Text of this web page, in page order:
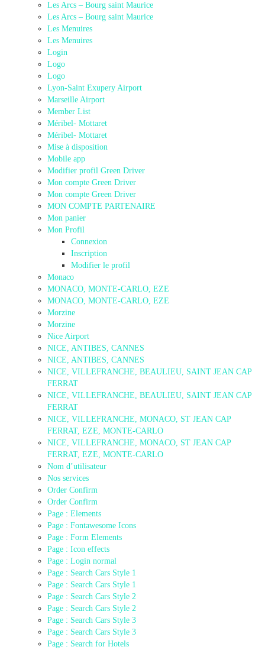
Les Arcs – Bourg saint Maurice
Les Arcs – Bourg saint Maurice
Les Menuires
Les Menuires
Login
Logo
Logo
Lyon-Saint Exupery Airport
Marseille Airport
Member List
Méribel- Mottaret
Méribel- Mottaret
Mise à disposition
Mobile app
Modifier profil Green Driver
Mon compte Green Driver
Mon compte Green Driver
MON COMPTE PARTENAIRE
Mon panier
Mon Profil
Connexion
Inscription
Modifier le profil
Monaco
MONACO, MONTE-CARLO, EZE
MONACO, MONTE-CARLO, EZE
Morzine
Morzine
Nice Airport
NICE, ANTIBES, CANNES
NICE, ANTIBES, CANNES
NICE, VILLEFRANCHE, BEAULIEU, SAINT JEAN CAP
FERRAT
NICE, VILLEFRANCHE, BEAULIEU, SAINT JEAN CAP
FERRAT
NICE, VILLEFRANCHE, MONACO, ST JEAN CAP
FERRAT, EZE, MONTE-CARLO
NICE, VILLEFRANCHE, MONACO, ST JEAN CAP
FERRAT, EZE, MONTE-CARLO
Nom d’utilisateur
Nos services
Order Confirm
Order Confirm
Page : Elements
Page : Fontawesome Icons
Page : Form Elements
Page : Icon effects
Page : Login normal
Page : Search Cars Style 1
Page : Search Cars Style 1
Page : Search Cars Style 2
Page : Search Cars Style 2
Page : Search Cars Style 3
Page : Search Cars Style 3
Page : Search for Hotels